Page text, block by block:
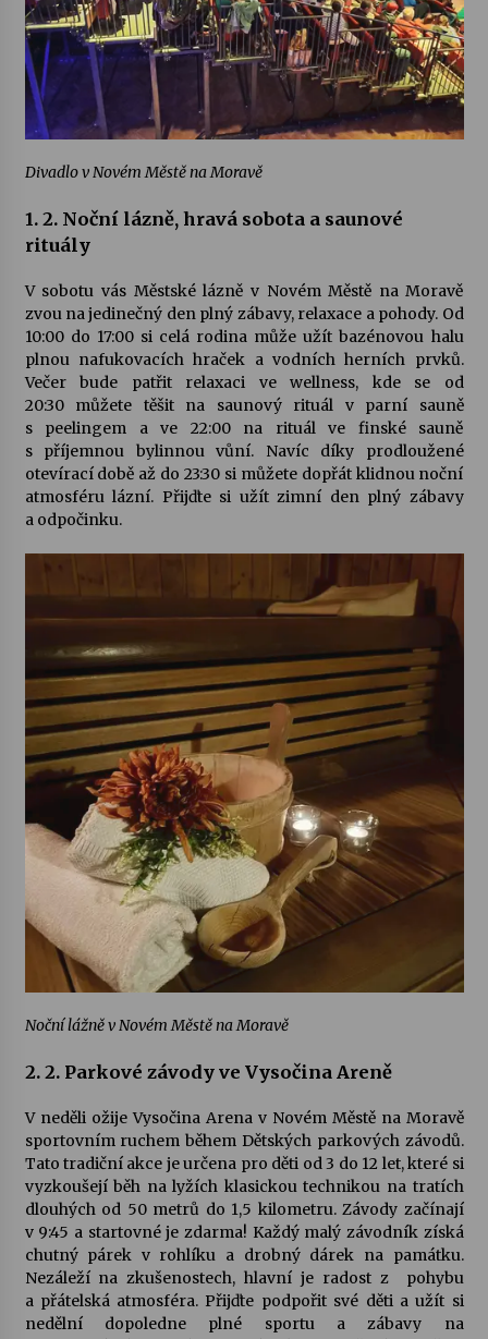
Divadlo v Novém Městě na Moravě
1. 2. Noční lázně, hravá sobota a saunové
rituály
V sobotu vás Městské lázně v Novém Městě na Moravě
zvou na jedinečný den plný zábavy, relaxace a pohody. Od
10:00 do 17:00 si celá rodina může užít bazénovou halu
plnou nafukovacích hraček a vodních herních prvků.
Večer bude patřit relaxaci ve wellness, kde se od
20:30 můžete těšit na saunový rituál v parní sauně
s peelingem a ve 22:00 na rituál ve finské sauně
s příjemnou bylinnou vůní. Navíc díky prodloužené
otevírací době až do 23:30 si můžete dopřát klidnou noční
atmosféru lázní. Přijďte si užít zimní den plný zábavy
a odpočinku.
Noční lážně v Novém Městě na Moravě
2. 2. Parkové závody ve Vysočina Areně
V neděli ožije Vysočina Arena v Novém Městě na Moravě
sportovním ruchem během Dětských parkových závodů.
Tato tradiční akce je určena pro děti od 3 do 12 let, které si
vyzkoušejí běh na lyžích klasickou technikou na tratích
dlouhých od 50 metrů do 1,5 kilometru. Závody začínají
v 9:45 a startovné je zdarma! Každý malý závodník získá
chutný párek v rohlíku a drobný dárek na památku.
Nezáleží na zkušenostech, hlavní je radost z pohybu
a přátelská atmosféra. Přijďte podpořit své děti a užít si
nedělní dopoledne plné sportu a zábavy na